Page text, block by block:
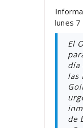
lunes
El
día
las
de